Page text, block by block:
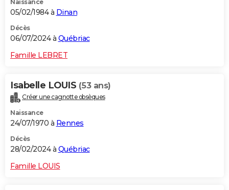
Naissance
05/02/1984 à Dinan
Décès
06/07/2024 à Québriac
Famille LEBRET
Isabelle LOUIS (53 ans)
Créer une cagnotte obsèques
Naissance
24/07/1970 à Rennes
Décès
28/02/2024 à Québriac
Famille LOUIS